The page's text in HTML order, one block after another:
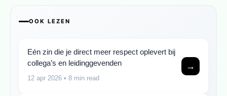
OOK LEZEN
Eén zin die je direct meer respect oplevert bij
collega’s en leidinggevenden
12 apr 2026 • 8 min read
→